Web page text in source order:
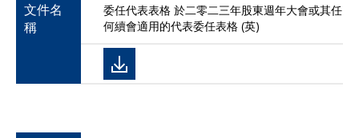
文件名
稱
委任代表表格 於二零二三年股東週年大會或其任
何續會適用的代表委任表格 (英)